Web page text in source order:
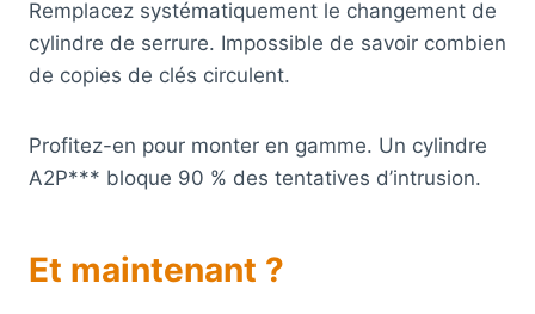
Remplacez systématiquement le changement de
cylindre de serrure. Impossible de savoir combien
de copies de clés circulent.
Profitez-en pour monter en gamme. Un cylindre
A2P*** bloque 90 % des tentatives d’intrusion.
Et maintenant ?